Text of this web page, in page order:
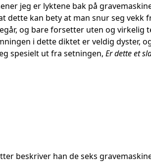
jeg er lyktene bak på
dette kan bety at man snur seg vekk
og bare forsetter uten og virkelig
i dette diktet er veldig dyster,
spesielt ut fra setningen, Er dette et
beskriver han de seks